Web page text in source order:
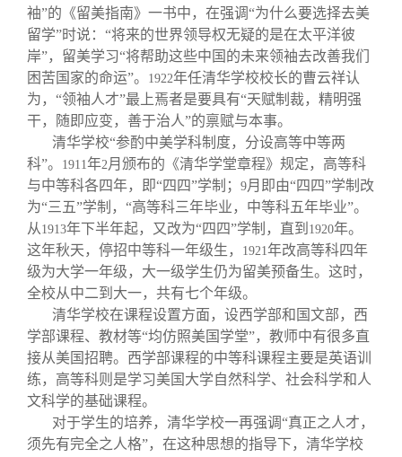
制度法规
联系我们
袖”的《留美指南》一书中，在强调“为什么要选择去美
留学”时说：“将来的世界领导权无疑的是在太平洋彼
岸”，留美学习“将帮助这些中国的未来领袖去改善我们
困苦国家的命运”。
1922年任清华学校校长的曹云祥认
为，“领袖人才”最上焉者是要具有“天赋制裁，精明强
干，随即应变，善于治人”的禀赋与本事。
清华学校“参酌中美学科制度，分设高等中等两
科”。
1911年2月颁布的《清华学堂章程》规定，高等科
与中等科各四年，即“四四”学制； 9月即由“四四”学制改
为“三五”学制，“高等科三年毕业，中等科五年毕业”。
从 1913年下半年起，又改为“四四”学制，直到 1920年。
这年秋天，停招中等科一年级生，
1921年改高等科四年
级为大学一年级，大一级学生仍为留美预备生。这时，
全校从中二到大一，共有七个年级。
清华学校在课程设置方面，设西学部和国文部，西
学部课程、教材等“均仿照美国学堂”，教师中有很多直
接从美国招聘。西学部课程的中等科课程主要是英语训
练，高等科则是学习美国大学自然科学、社会科学和人
文科学的基础课程。
对于学生的培养，清华学校一再强调“真正之人才，
须先有完全之人格”，在这种思想的指导下，清华学校